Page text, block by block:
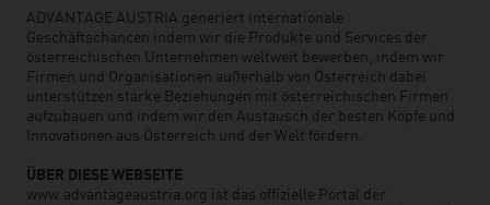
ADVANTAGE AUSTRIA generiert internationale
Geschäftschancen indem wir die Produkte und Services der
österreichischen Unternehmen weltweit bewerben, indem wir
Firmen und Organisationen außerhalb von Österreich dabei
unterstützen starke Beziehungen mit österreichischen Firmen
aufzubauen und indem wir den Austausch der besten Köpfe und
Innovationen aus Österreich und der Welt fördern.
ÜBER DIESE WEBSEITE
www.advantageaustria.org ist das offizielle Portal der